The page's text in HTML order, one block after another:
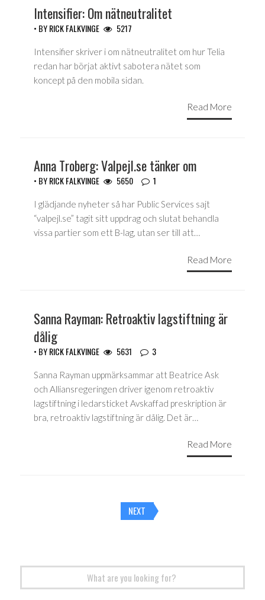
Intensifier: Om nätneutralitet
• BYRICK FALKVINGE 5217
Intensifier skriver i om nätneutralitet om hur Telia
redan har börjat aktivt sabotera nätet som
koncept på den mobila sidan.
Read More
Anna Troberg: Valpejl.se tänker om
• BYRICK FALKVINGE 5650 1
I glädjande nyheter så har Public Services sajt
“valpejl.se” tagit sitt uppdrag och slutat behandla
vissa partier som ett B-lag, utan ser till att…
Read More
Sanna Rayman: Retroaktiv lagstiftning är
dålig
• BYRICK FALKVINGE 5631 3
Sanna Rayman uppmärksammar att Beatrice Ask
och Alliansregeringen driver igenom retroaktiv
lagstiftning i ledarsticket Avskaffad preskription är
bra, retroaktiv lagstiftning är dålig. Det är…
Read More
Posts
navigation
NEXT